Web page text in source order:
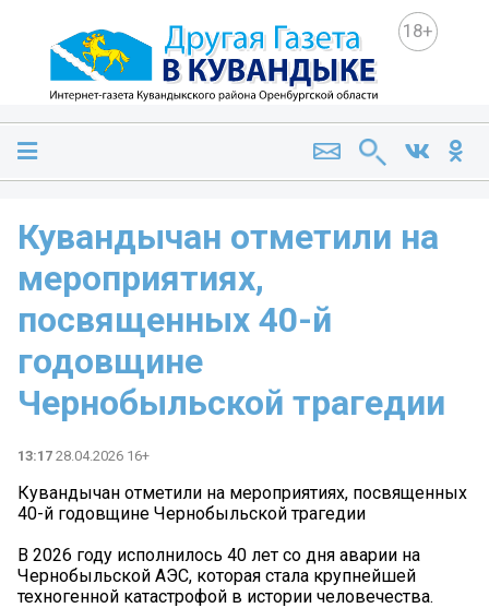
18+
Кувандычан отметили на
мероприятиях,
посвященных 40-й
годовщине
Чернобыльской трагедии
13:17 28.04.2026 16+
Кувандычан отметили на мероприятиях, посвященных
40-й годовщине Чернобыльской трагедии
В 2026 году исполнилось 40 лет со дня аварии на
Чернобыльской АЭС, которая стала крупнейшей
техногенной катастрофой в истории человечества.